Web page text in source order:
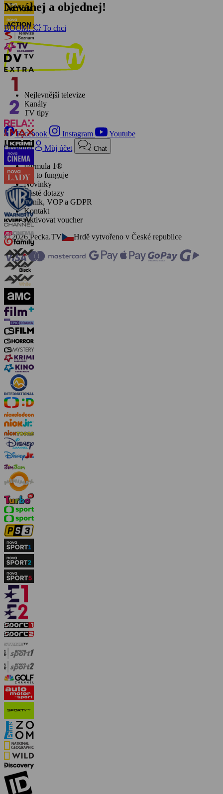
Neváhej a objednej!
BOOM! 💥 To chci
Nejlevnější televize
Kanály
TV tipy
Facebook Instagram
Youtube
Objednat
Můj účet Chat
Formula 1®
Jak to funguje
Novinky
Časté dotazy
Ceník, VOP a GDPR
Kontakt
Aktivovat voucher
© 2026 Pecka.TV
Hrdě vytvořeno v České republice